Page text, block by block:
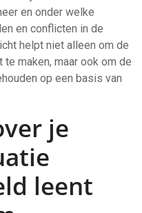
en onder welke
en conflicten in de
helpt niet alleen om de
maken, maar ook om de
op een basis van
je
leent